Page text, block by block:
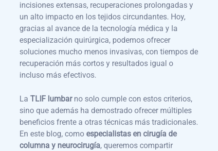
incisiones extensas, recuperaciones prolongadas y
un alto impacto en los tejidos circundantes. Hoy,
gracias al avance de la tecnología médica y la
especialización quirúrgica, podemos ofrecer
soluciones mucho menos invasivas, con tiempos de
recuperación más cortos y resultados igual o
incluso más efectivos.
La TLIF lumbarno solo cumple con estos criterios,
sino que además ha demostrado ofrecer múltiples
beneficios frente a otras técnicas más tradicionales.
En este blog, como especialistas en cirugía de
columna y neurocirugía, queremos compartir